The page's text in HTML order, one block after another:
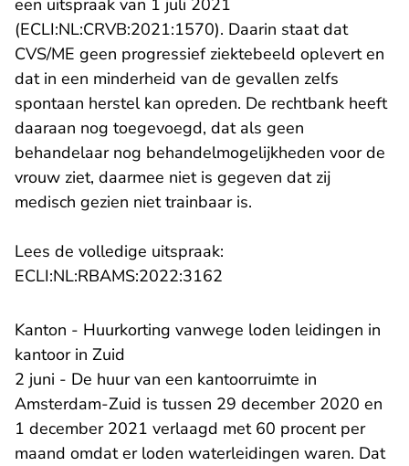
een uitspraak van 1 juli 2021
(ECLI:NL:CRVB:2021:1570). Daarin staat dat
CVS/ME geen progressief ziektebeeld oplevert en
dat in een minderheid van de gevallen zelfs
spontaan herstel kan opreden. De rechtbank heeft
daaraan nog toegevoegd, dat als geen
behandelaar nog behandelmogelijkheden voor de
vrouw ziet, daarmee niet is gegeven dat zij
medisch gezien niet trainbaar is.
Lees de volledige uitspraak:
ECLI:NL:RBAMS:2022:3162
Kanton - Huurkorting vanwege loden leidingen in
kantoor in Zuid
2 juni - De huur van een kantoorruimte in
Amsterdam-Zuid is tussen 29 december 2020 en
1 december 2021 verlaagd met 60 procent per
maand omdat er loden waterleidingen waren. Dat